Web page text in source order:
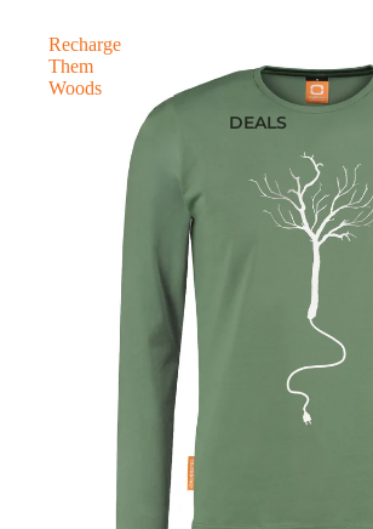
DEALS
Recharge
Them
Woods